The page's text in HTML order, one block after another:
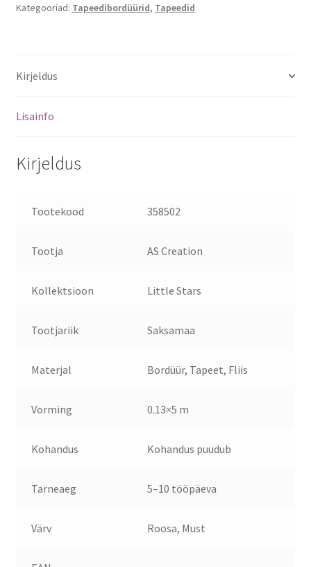
Kategooriad: Tapeedibordüürid, Tapeedid
Kirjeldus
Lisainfo
Kirjeldus
Tootekood 358502
Tootja AS Creation
Kollektsioon Little Stars
Tootjariik Saksamaa
Materjal Bordüür, Tapeet, Fliis
Vorming 0.13×5 m
Kohandus Kohandus puudub
Tarneaeg 5–10 tööpäeva
Värv Roosa, Must